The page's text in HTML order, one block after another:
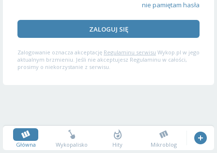
nie pamiętam hasła
ZALOGUJ SIĘ
Zalogowanie oznacza akceptację Regulaminu serwisu Wykop.pl w jego
aktualnym brzmieniu. Jeśli nie akceptujesz Regulaminu w całości,
prosimy o niekorzystanie z serwisu.
Główna Wykopalisko Hity Mikroblog